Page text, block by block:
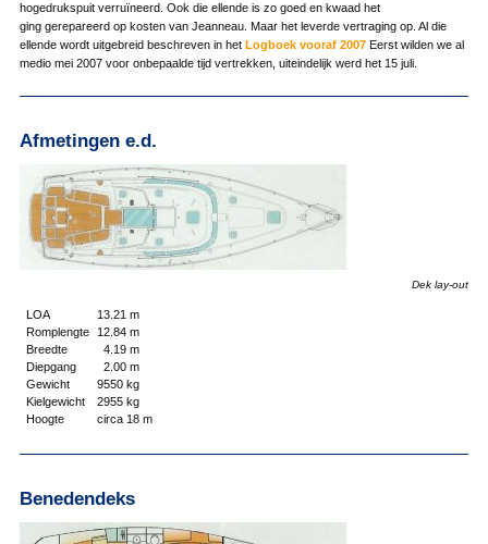
hogedrukspuit verruïneerd. Ook die ellende is zo goed en kwaad het
ging gerepareerd op kosten van Jeanneau. Maar het leverde vertraging op. Al die
ellende wordt uitgebreid beschreven in het Logboek vooraf 2007Eerst wilden we al
medio mei 2007 voor onbepaalde tijd vertrekken, uiteindelijk werd het 15 juli.
Afmetingen e.d.
Dek lay-out
LOA
13.21 m
Romplengte
12.84 m
Breedte
4.19 m
Diepgang
2.00 m
Gewicht
9550 kg
Kielgewicht
2955 kg
Hoogte
circa 18 m
Benedendeks